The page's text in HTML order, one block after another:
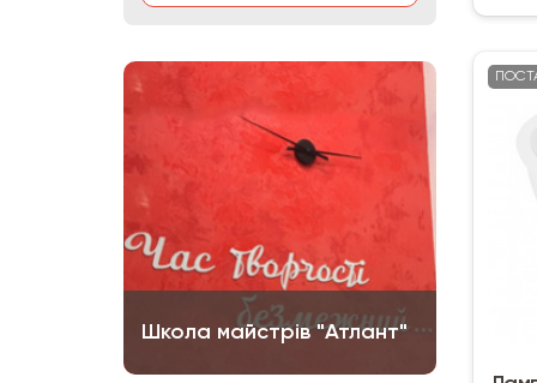
Школа майстрів "Атлант"